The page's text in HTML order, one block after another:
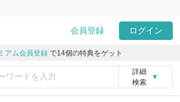
会員登録 ログイン
アム会員登録 で14個の特典をゲット
詳細
検索
▼